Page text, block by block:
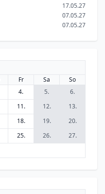
17.05.27
07.05.27
07.05.27
Fr Sa
So
4. 5.
6.
11. 12.
13.
18. 19.
20.
25. 26.
27.